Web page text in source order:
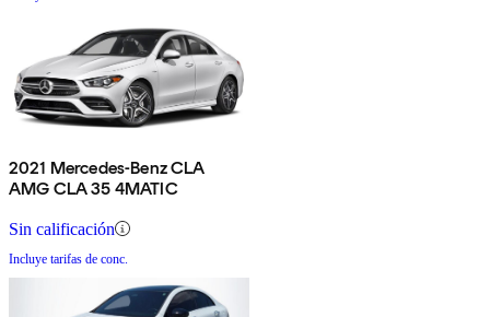
2021 Mercedes-Benz CLA
AMG CLA 35 4MATIC
Sin calificación
Incluye tarifas de conc.